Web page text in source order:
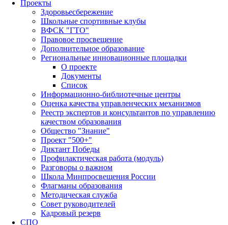
Проекты
Здоровьесбережение
Школьные спортивные клубы
ВФСК "ГТО"
Правовое просвещение
Дополнительное образование
Региональные инновационные площадки
О проекте
Документы
Список
Информационно-библиотечные центры
Оценка качества управленческих механизмов
Реестр экспертов и консультантов по управлению
качеством образования
Общество "Знание"
Проект "500+"
Диктант Победы
Профилактическая работа (модуль)
Разговоры о важном
Школа Минпросвещения России
Флагманы образования
Методическая служба
Совет руководителей
Кадровый резерв
СПО